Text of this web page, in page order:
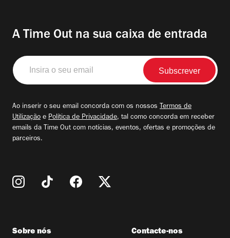
A Time Out na sua caixa de entrada
Insira
o
seu
Ao inserir o seu email concorda com os nossos Termos de
Utilização e Política de Privacidade, tal como concorda em receber
emails da Time Out com notícias, eventos, ofertas e promoções de
parceiros.
Sobre nós Contacte-nos